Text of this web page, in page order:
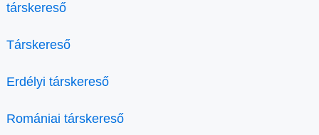
társkereső
Társkereső
Erdélyi társkereső
Romániai társkereső